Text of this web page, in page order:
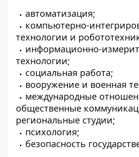
автоматизация;
компьютерно-
технологии и
информационно-
технологии;
социальная работа;
вооружение и военная
международные
общественные
региональные студии;
психология;
безопасность